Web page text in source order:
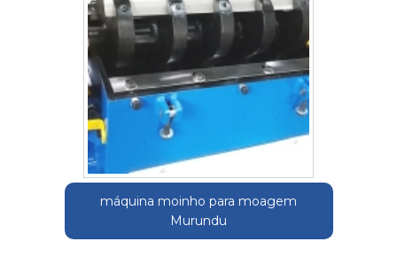
máquina moinho para moagem
Murundu